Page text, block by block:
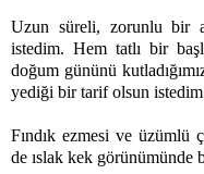
Uzun süreli, zorunlu bir
istedim. Hem tatlı bir
doğum gününü
yediği bir tarif olsun
Fındık ezmesi ve üzümlü
de ıslak kek görünümünde